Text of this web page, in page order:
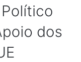
dos